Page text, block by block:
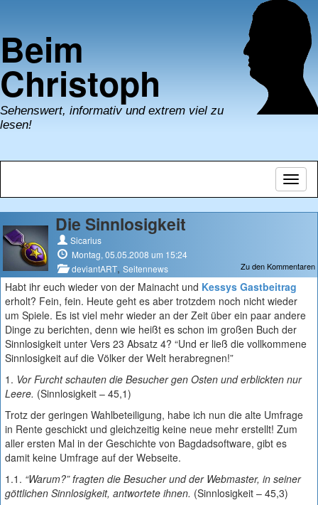
Beim
Christoph
Sehenswert, informativ und extrem viel zu
lesen!
Die Sinnlosigkeit
Sicarius
Montag, 05.05.2008 um 15:24
Zu den Kommentaren
deviantART, Seitennews
Habt ihr euch wieder von der Mainacht und Kessys Gastbeitrag
erholt? Fein, fein. Heute geht es aber trotzdem noch nicht wieder
um Spiele. Es ist viel mehr wieder an der Zeit über ein paar andere
Dinge zu berichten, denn wie heißt es schon im großen Buch der
Sinnlosigkeit unter Vers 23 Absatz 4? “Und er ließ die vollkommene
Sinnlosigkeit auf die Völker der Welt herabregnen!”
1. Vor Furcht schauten die Besucher gen Osten und erblickten nur
Leere. (Sinnlosigkeit – 45,1)
Trotz der geringen Wahlbeteiligung, habe ich nun die alte Umfrage
in Rente geschickt und gleichzeitig keine neue mehr erstellt! Zum
aller ersten Mal in der Geschichte von Bagdadsoftware, gibt es
damit keine Umfrage auf der Webseite.
1.1. “Warum?” fragten die Besucher und der Webmaster, in seiner
göttlichen Sinnlosigkeit, antwortete ihnen. (Sinnlosigkeit – 45,3)